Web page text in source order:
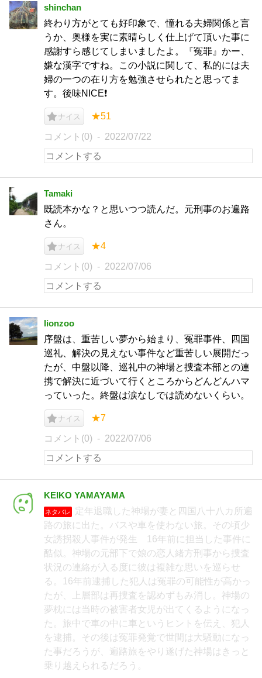
shinchan
終わり方がとても好印象で、憧れる夫婦関係と言
うか、奥様を実に素晴らしく仕上げて頂いた事に
感謝すら感じてしまいましたよ。『冤罪』かー、
嫌な漢字ですね。この小説に関して、私的には夫
婦の一つの在り方を勉強させられたと思ってま
す。後味NICE❗️
ナイス ★51
コメント(0) 2022/07/22
Tamaki
既読本かな？と思いつつ読んだ。元刑事のお遍路
さん。
ナイス ★4
コメント(0) 2022/07/06
lionzoo
序盤は、重苦しい夢から始まり、冤罪事件、四国
巡礼、解決の見えない事件など重苦しい展開だっ
たが、中盤以降、巡礼中の神場と捜査本部との連
携で解決に近づいて行くところからどんどんハマ
っていった。終盤は涙なしでは読めないくらい。
ナイス ★7
コメント(0) 2022/07/06
KEIKO YAMAYAMA
ネタバレ
定年退職した神場が妻と四国八十八カ所遍
路の旅に出た。バスや車を使わない旅。その頃少
女誘拐殺人事件が発生 16年前に担当した事件に
酷似。神場の元部下で娘の恋人緒方刑事から捜査
状況の連絡が入る度に彼は複雑な思いを巡らせ
る。16年前逮捕した犯人は冤罪の可能性が高かっ
たが、上層部は再捜査を認めずもみ消し。神場の
夢枕には当時の被害者女児が出てくるようになっ
た。旅中で車の中に車というヒントを伝え、犯人
を逮捕。その後は冤罪発覚で世間は大騒動になっ
た事だろうが、遍路旅をやり遂げた神場はきっと
乗り越えられるだろう。